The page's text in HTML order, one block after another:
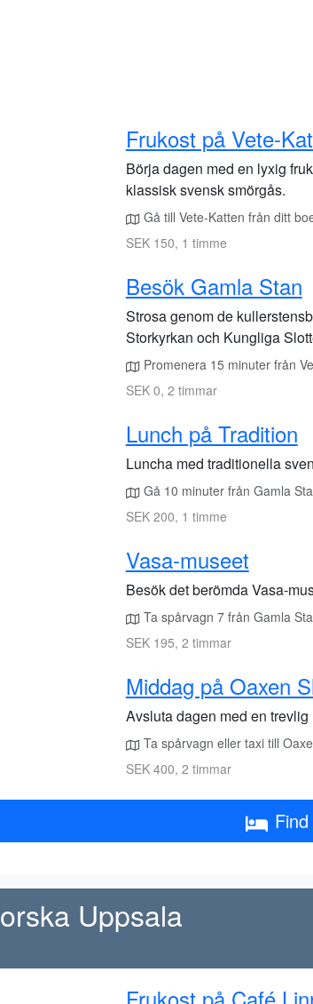
Frukost på Vete-
Börja dagen med en lyxig
klassisk svensk smörgås.
Gå till Vete-Katten från ditt
SEK 150, 1 timme
Besök Gamla Stan
Strosa genom de
Storkyrkan och Kungliga
Promenera 15 minuter från
SEK 0, 2 timmar
Lunch på Tradition
Luncha med traditionella
Gå 10 minuter från Gamla
SEK 200, 1 timme
Vasa-museet
Besök det berömda Vasa-
Ta spårvagn 7 från Gamla
SEK 195, 2 timmar
Middag på Oaxen
Avsluta dagen med en
Ta spårvagn eller taxi till
SEK 400, 2 timmar
Uppsala